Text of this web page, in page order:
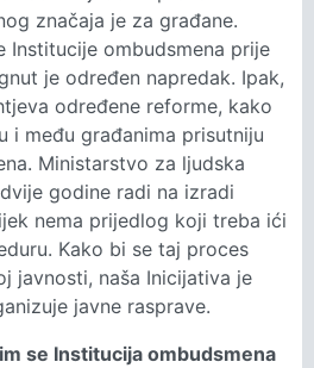
značaja je za građane.
Institucije ombudsmena prije
je određen napredak. Ipak,
određene reforme, kako
i među građanima prisutniju
Ministarstvo za ljudska
godine radi na izradi
nema prijedlog koji treba ići
Kako bi se taj proces
javnosti, naša Inicijativa je
javne rasprave.
se Institucija ombudsmena